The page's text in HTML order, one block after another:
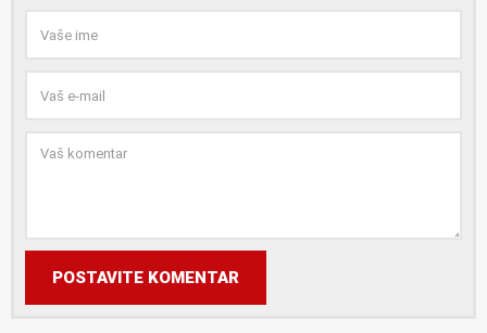
POSTAVITE KOMENTAR